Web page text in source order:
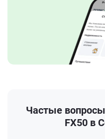
Частые
FX50 в